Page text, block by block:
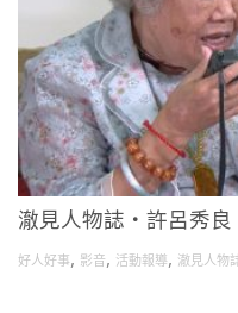
澈見人物誌・許呂秀良
好人好事, 影音, 活動報導, 澈見人物